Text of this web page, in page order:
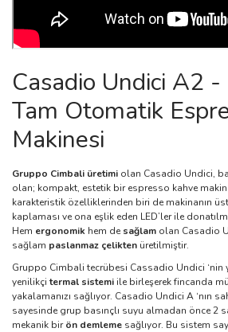
Casadio Undici A2
Tam Otomatik
Makinesi
Gruppo Cimbali üretimi olan Casadio Undici,
olan; kompakt, estetik bir espresso kahve
karakteristik özelliklerinden biri de makinanın
kaplaması ve ona eşlik eden LED’ler ile
Hem ergonomik hem de sağlam olan Casadio
sağlam paslanmaz çelikten üretilmiştir.
Gruppo Cimbali tecrübesi Cassadio Undici ‘nin
yenilikçi termal sistemi ile birleşerek fincanda
yakalamanızı sağlıyor. Casadio Undici A ‘nın
sayesinde grup basınçlı suyu almadan önce 2
mekanik bir ön demleme sağlıyor. Bu sistem